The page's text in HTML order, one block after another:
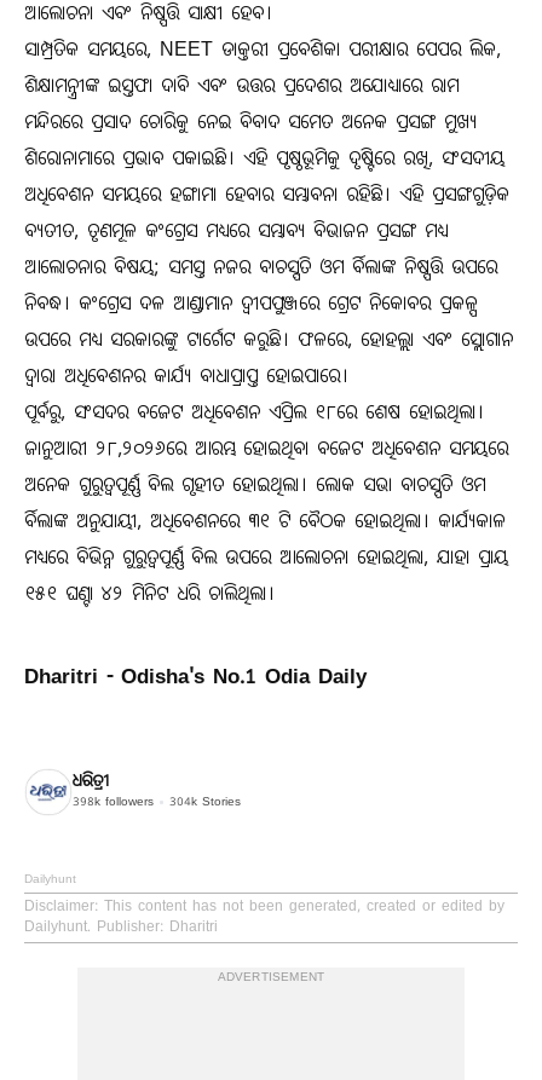
ଆଲୋଚନା ଏବଂ ନିଷ୍ପତ୍ତି ସାକ୍ଷୀ ହେବ।
ସାମ୍ପ୍ରତିକ ସମୟରେ, NEET ଡାକ୍ତରୀ ପ୍ରବେଶିକା ପରୀକ୍ଷାର ପେପର ଲିକ,
ଶିକ୍ଷାମନ୍ତ୍ରୀଙ୍କ ଇସ୍ତଫା ଦାବି ଏବଂ ଉତ୍ତର ପ୍ରଦେଶର ଅଯୋଧ୍ୟାରେ ରାମ
ମନ୍ଦିରରେ ପ୍ରସାଦ ଚୋରିକୁ ନେଇ ବିବାଦ ସମେତ ଅନେକ ପ୍ରସଙ୍ଗ ମୁଖ୍ୟ
ଶିରୋନାମାରେ ପ୍ରଭାବ ପକାଇଛି। ଏହି ପୃଷ୍ଠଭୂମିକୁ ଦୃଷ୍ଟିରେ ରଖି, ସଂସଦୀୟ
ଅଧିବେଶନ ସମୟରେ ହଙ୍ଗାମା ହେବାର ସମ୍ଭାବନା ରହିଛି। ଏହି ପ୍ରସଙ୍ଗଗୁଡ଼ିକ
ବ୍ୟତୀତ, ତୃଣମୂଳ କଂଗ୍ରେସ ମଧ୍ୟରେ ସମ୍ଭାବ୍ୟ ବିଭାଜନ ପ୍ରସଙ୍ଗ ମଧ୍ୟ
ଆଲୋଚନାର ବିଷୟ; ସମସ୍ତ ନଜର ବାଚସ୍ପତି ଓମ ର୍ବିଲାଙ୍କ ନିଷ୍ପତ୍ତି ଉପରେ
ନିବଦ୍ଧ। କଂଗ୍ରେସ ଦଳ ଆଣ୍ଡାମାନ ଦ୍ୱୀପପୁଞ୍ଜରେ ଗ୍ରେଟ ନିକୋବର ପ୍ରକଳ୍ପ
ଉପରେ ମଧ୍ୟ ସରକାରଙ୍କୁ ଟାର୍ଗେଟ କରୁଛି। ଫଳରେ, ହୋହଲ୍ଲା ଏବଂ ସ୍ଲୋଗାନ
ଦ୍ୱାରା ଅଧିବେଶନର କାର୍ଯ୍ୟ ବାଧାପ୍ରାପ୍ତ ହୋଇପାରେ।
ପୂର୍ବରୁ, ସଂସଦର ବଜେଟ ଅଧିବେଶନ ଏପ୍ରିଲ ୧୮ରେ ଶେଷ ହୋଇଥିଲା।
ଜାନୁଆରୀ ୨୮,୨୦୨୬ରେ ଆରମ୍ଭ ହୋଇଥିବା ବଜେଟ ଅଧିବେଶନ ସମୟରେ
ଅନେକ ଗୁରୁତ୍ୱପୂର୍ଣ୍ଣ ବିଲ ଗୃହୀତ ହୋଇଥିଲା। ଲୋକ ସଭା ବାଚସ୍ପତି ଓମ
ର୍ବିଲାଙ୍କ ଅନୁଯାୟୀ, ଅଧିବେଶନରେ ୩୧ ଟି ବୈଠକ ହୋଇଥିଲା। କାର୍ଯ୍ୟକାଳ
ମଧ୍ୟରେ ବିଭିନ୍ନ ଗୁରୁତ୍ୱପୂର୍ଣ୍ଣ ବିଲ ଉପରେ ଆଲୋଚନା ହୋଇଥିଲା, ଯାହା ପ୍ରାୟ
୧୫୧ ଘଣ୍ଟା ୪୨ ମିନିଟ ଧରି ଚାଲିଥିଲା।
Dharitri - Odisha's No.1 Odia Daily
ଧରିତ୍ରୀ
398k followers 304k Stories
Dailyhunt
Disclaimer: This content has not been generated, created or edited by
Dailyhunt. Publisher: Dharitri
ADVERTISEMENT